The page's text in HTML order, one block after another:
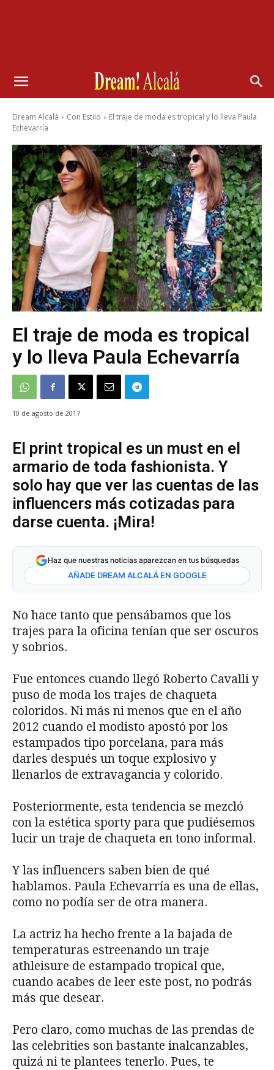
Dream Alcalá Con Estilo
El traje de moda es tropical y lo lleva Paula
Echevarría
El traje de moda es tropical
y lo lleva Paula Echevarría
10 de agosto de 2017
El print tropical es un must en el
armario de toda fashionista. Y
solo hay que ver las cuentas de las
influencers más cotizadas para
darse cuenta. ¡Mira!
Haz que nuestras noticias aparezcan en tus búsquedas
AÑADE DREAM ALCALÁ EN GOOGLE
No hace tanto que pensábamos que los
trajes para la oficina tenían que ser oscuros
y sobrios.
Fue entonces cuando llegó Roberto Cavalli y
puso de moda los trajes de chaqueta
coloridos. Ni más ni menos que en el año
2012 cuando el modisto apostó por los
estampados tipo porcelana, para más
darles después un toque explosivo y
llenarlos de extravagancia y colorido.
Posteriormente, esta tendencia se mezcló
con la estética sporty para que pudiésemos
lucir un traje de chaqueta en tono informal.
Y las influencers saben bien de qué
hablamos. Paula Echevarría es una de ellas,
como no podía ser de otra manera.
La actriz ha hecho frente a la bajada de
temperaturas estreenando un traje
athleisure de estampado tropical que,
cuando acabes de leer este post, no podrás
más que desear.
Pero claro, como muchas de las prendas de
las celebrities son bastante inalcanzables,
quizá ni te plantees tenerlo. Pues, te